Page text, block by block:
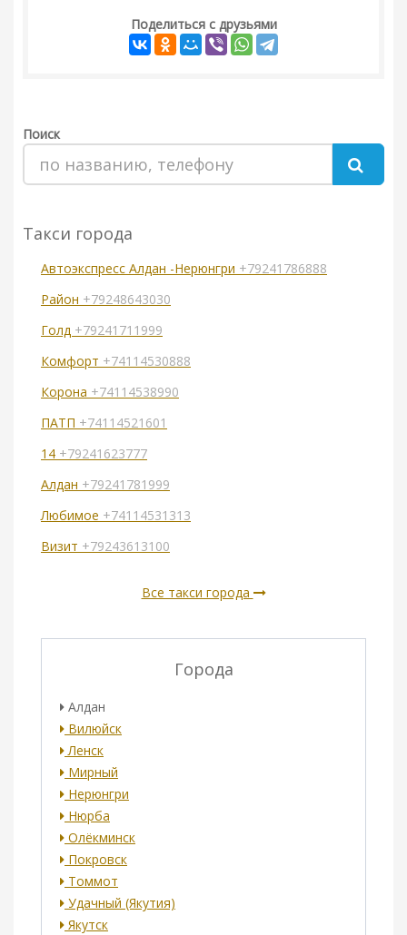
Поделиться с друзьями
Поиск
Такси города
Автоэкспресс Алдан -Нерюнгри +79241786888
Район +79248643030
Голд +79241711999
Комфорт +74114530888
Корона +74114538990
ПАТП +74114521601
14 +79241623777
Алдан +79241781999
Любимое +74114531313
Визит +79243613100
Все такси города
Города
Алдан
Вилюйск
Ленск
Мирный
Нерюнгри
Нюрба
Олёкминск
Покровск
Томмот
Удачный (Якутия)
Якутск